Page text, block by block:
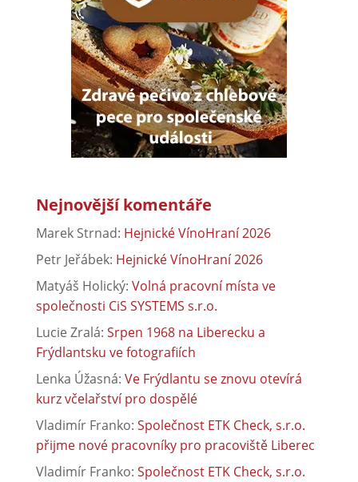
Nejnovější komentáře
Marek Strnad: Hejnické VínoHraní 2026
Petr Jeřábek: Hejnické VínoHraní 2026
Matyáš Holický: Volná pracovní místa ve
společnosti CiS SYSTEMS s.r.o.
Lucie Zralá: Srpen 1968 na Liberecku a
Frýdlantsku ve fotografiích
Lenka Úžasná: Ve Frýdlantu se znovu otevírá
kurz včelařství pro dospělé
Vladimír Franko: Společnost ETK Check, s.r.o.
přijme nové pracovníky pro pracoviště Liberec
Vladimír Franko: Společnost ETK Check, s.r.o.